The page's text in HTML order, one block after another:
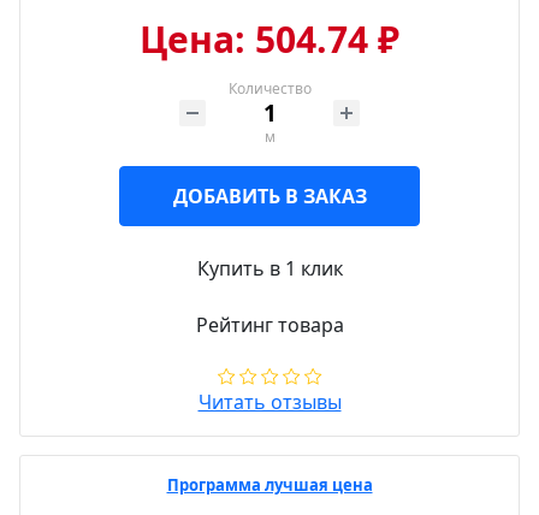
Цена: 504.74 ₽
Количество
м
ДОБАВИТЬ В ЗАКАЗ
Купить в 1 клик
Рейтинг товара
Читать отзывы
Программа лучшая цена